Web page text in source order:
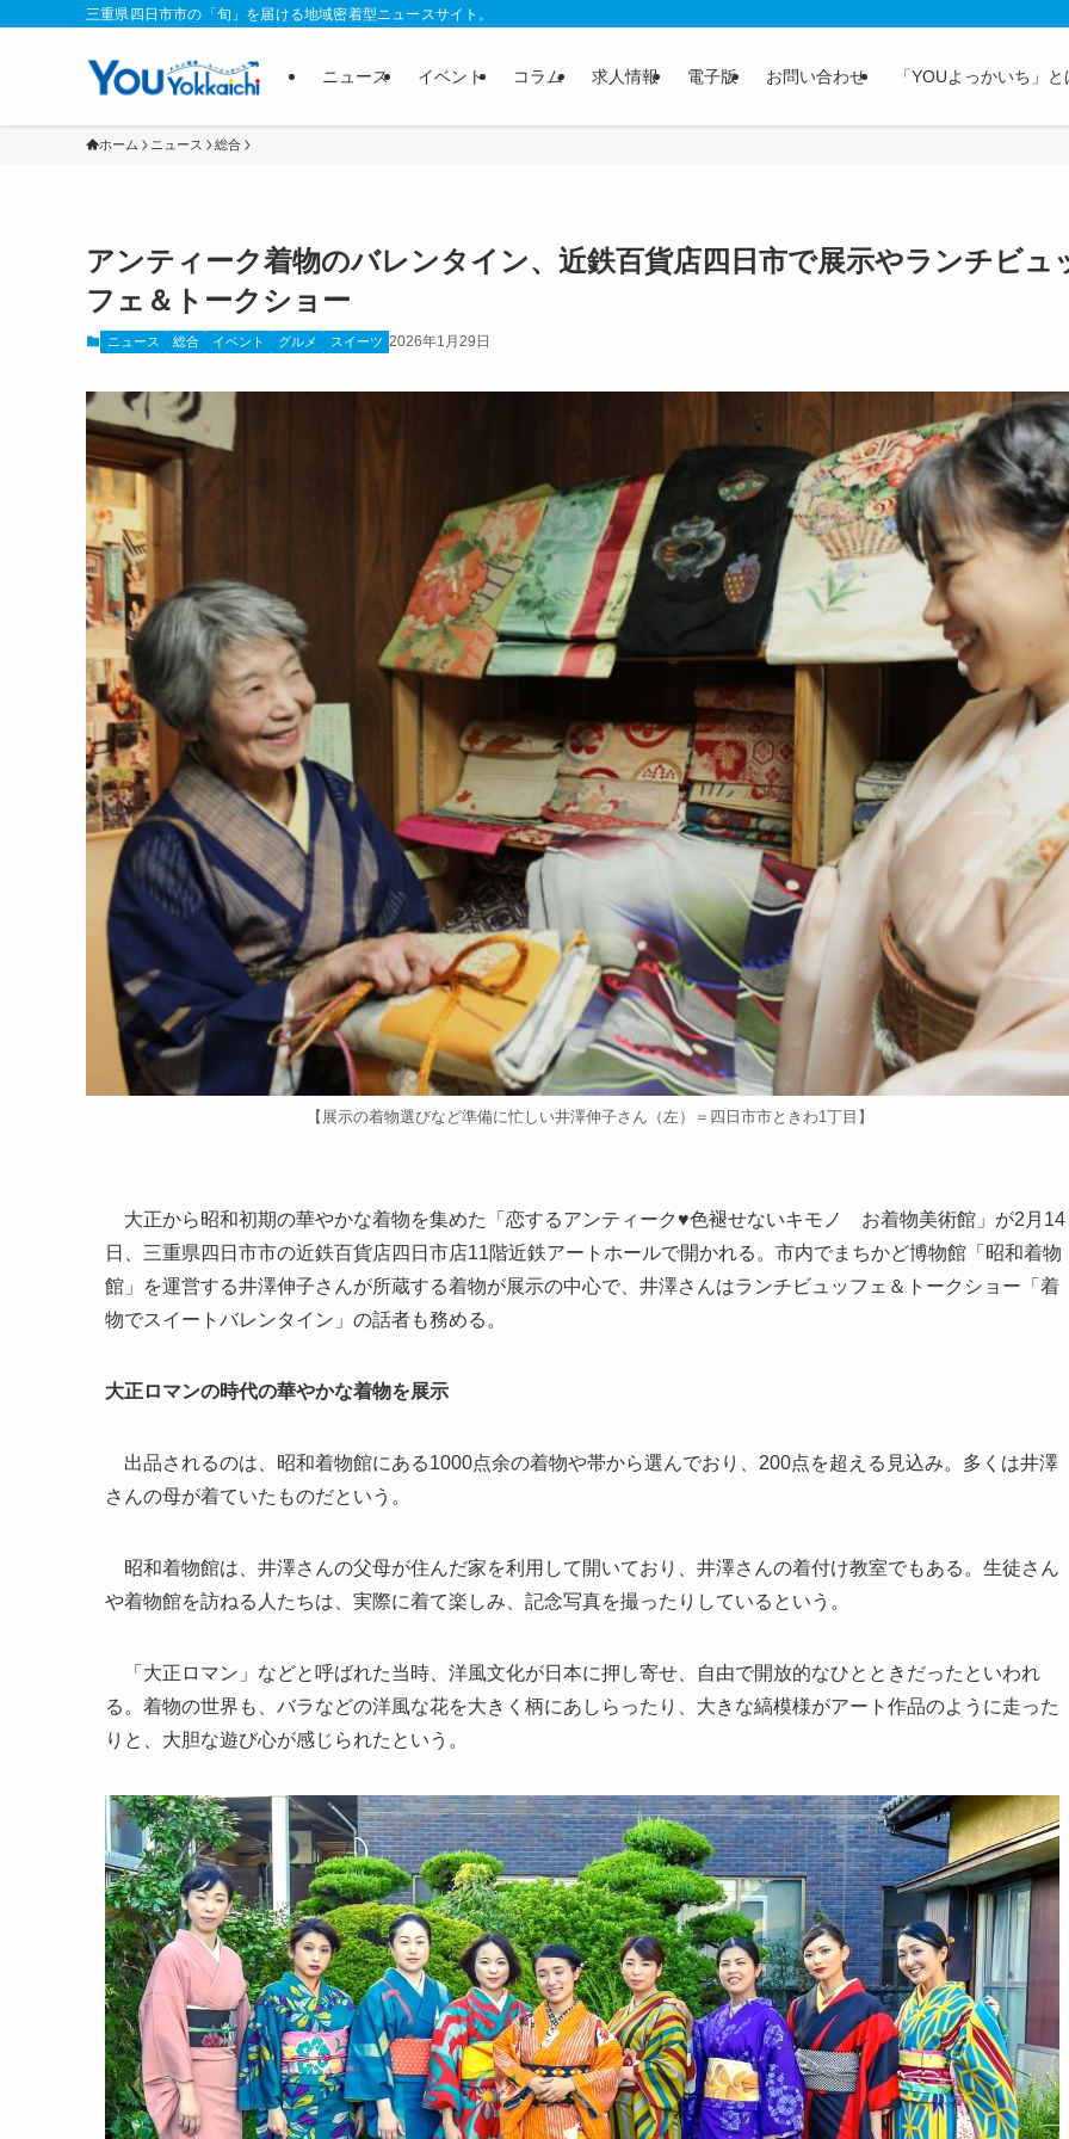
三重県四日市市の「旬」を届ける地域密着型ニュースサイト。
ニュース イベント コラム 求人情報 電子版 お問い合わせ 「YOUよっかいち」と
ホーム ニュース 総合
アンティーク着物のバレンタイン、近鉄百貨店四日市で展示やランチビュ
フェ＆トークショー
ニュース 総合 イベント グルメ スイーツ 2026年1月29日
【展示の着物選びなど準備に忙しい井澤伸子さん（左）＝四日市市ときわ1丁目】
大正から昭和初期の華やかな着物を集めた「恋するアンティーク♥色褪せないキモノ お着物美術館」が2月14
日、三重県四日市市の近鉄百貨店四日市店11階近鉄アートホールで開かれる。市内でまちかど博物館「昭和着物
館」を運営する井澤伸子さんが所蔵する着物が展示の中心で、井澤さんはランチビュッフェ＆トークショー「着
物でスイートバレンタイン」の話者も務める。
大正ロマンの時代の華やかな着物を展示
出品されるのは、昭和着物館にある1000点余の着物や帯から選んでおり、200点を超える見込み。多くは井澤
さんの母が着ていたものだという。
昭和着物館は、井澤さんの父母が住んだ家を利用して開いており、井澤さんの着付け教室でもある。生徒さん
や着物館を訪ねる人たちは、実際に着て楽しみ、記念写真を撮ったりしているという。
「大正ロマン」などと呼ばれた当時、洋風文化が日本に押し寄せ、自由で開放的なひとときだったといわれ
る。着物の世界も、バラなどの洋風な花を大きく柄にあしらったり、大きな縞模様がアート作品のように走った
りと、大胆な遊び心が感じられたという。